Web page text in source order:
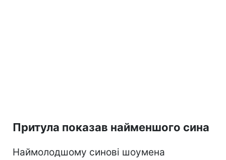
Притула показав найменшого сина
Наймолодшому синові шоумена